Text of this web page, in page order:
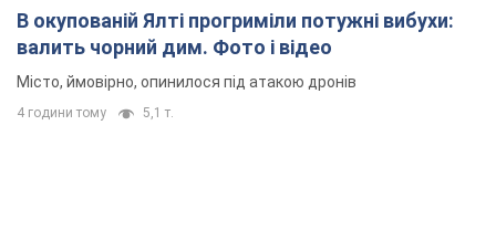
В окупованій Ялті прогриміли потужні вибухи:
валить чорний дим. Фото і відео
Місто, ймовірно, опинилося під атакою дронів
4 години тому 5,1 т.